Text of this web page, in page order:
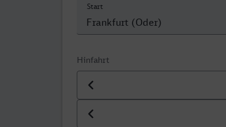
Start
Hinfahrt
Datum der Hinfahrt
Uhrzeit der Hinfahrt